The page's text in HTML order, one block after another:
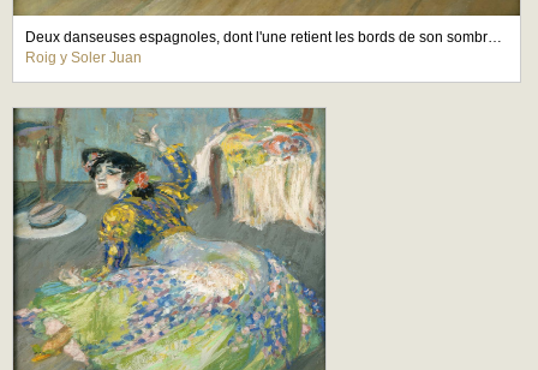
Deux danseuses espagnoles, dont l'une retient les bords de son sombrero
Roig y Soler Juan